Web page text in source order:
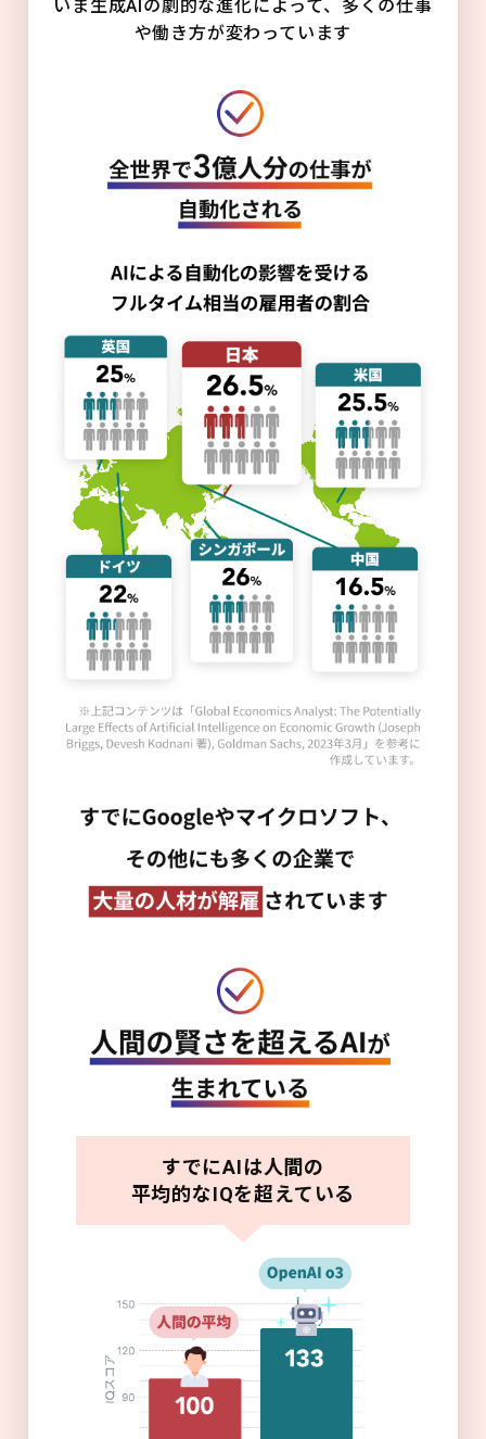
いま生成AIの劇的な進化によって、多くの仕事
や働き方が変わっています
すでにAIは人間の
平均的なIQを超えている